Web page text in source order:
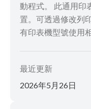
動程式。 此通用印
置。可透過修改列
有印表機型號使用
最近更新
2026年5月26日